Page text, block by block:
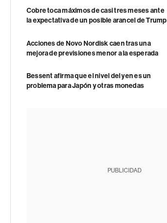
Cobre toca máximos de casi tres meses ante
la expectativa de un posible arancel de Trump
Acciones de Novo Nordisk caen tras una
mejora de previsiones menor a la esperada
Bessent afirma que el nivel del yen es un
problema para Japón y otras monedas
PUBLICIDAD